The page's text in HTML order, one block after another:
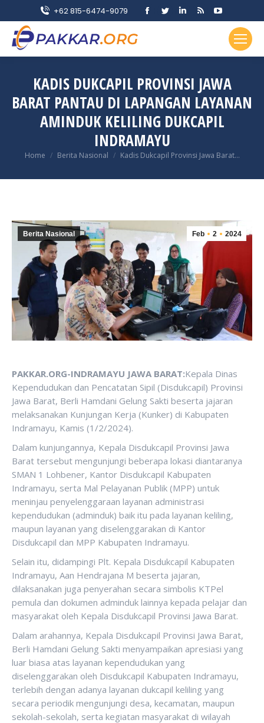
+62 815-6474-9079
Facebook
in
window
Twitter
in
window
Linkedin
in
window
Rss
opens
in
window
YouTube
page
opens
in
window
KADIS DUKCAPIL PROVINSI JAWA
BARAT PANTAU DI LAPANGAN LAYANAN
AMINDUK KELILING DUKCAPIL
INDRAMAYU
You are here:
Home Berita Nasional Kadis Dukcapil Provinsi Jawa Barat…
Feb 2 2024
Berita Nasional
PAKKAR.ORG-INDRAMAYU JAWA BARAT:Kepala Dinas
Kependudukan dan Pencatatan Sipil (Disdukcapil) Provinsi
Jawa Barat, Berli Hamdani Gelung Sakti beserta jajaran
melaksanakan Kunjungan Kerja (Kunker) di Kabupaten
Indramayu, Kamis (1/2/2024).
Dalam kunjungannya, Kepala Disdukcapil Provinsi Jawa
Barat tersebut mengunjungi beberapa lokasi diantaranya
SMAN 1 Lohbener, Kantor Disdukcapil Kabupaten
Indramayu, serta Mal Pelayanan Publik (MPP) untuk
meninjau penyelenggaraan layanan administrasi
kependudukan (adminduk) baik itu pada layanan keliling,
maupun layanan yang diselenggarakan di Kantor
Disdukcapil dan MPP Kabupaten Indramayu.
Selain itu, didampingi Plt. Kepala Disdukcapil Kabupaten
Indramayu, Aan Hendrajana M beserta jajaran,
dilaksanakan juga penyerahan secara simbolis KTPel
pemula dan dokumen adminduk lainnya kepada pelajar dan
masyarakat oleh Kepala Disdukcapil Provinsi Jawa Barat.
Dalam arahannya, Kepala Disdukcapil Provinsi Jawa Barat,
Berli Hamdani Gelung Sakti menyampaikan apresiasi yang
luar biasa atas layanan kependudukan yang
diselenggarakan oleh Disdukcapil Kabupaten Indramayu,
terlebih dengan adanya layanan dukcapil keliling yang
secara periodik mengunjungi desa, kecamatan, maupun
sekolah-sekolah, serta kegiatan masyarakat di wilayah